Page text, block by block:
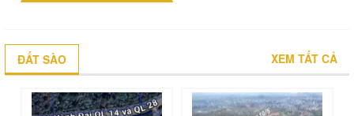
ĐẤT SÀO XEM TẤT CẢ